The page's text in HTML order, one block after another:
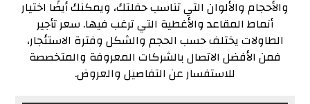
والأحجام والألوان التي تناسب حفلتك، ويمكنك أيضًا اختيار
أنماط المقاعد والأغطية التي ترغب فيها. سعر تأجير
الطاولات يختلف حسب الحجم والشكل وفترة الاستئجار،
فمن الأفضل الاتصال بالشركات المعروفة والمتخصصة
للاستفسار عن التفاصيل والعروض.